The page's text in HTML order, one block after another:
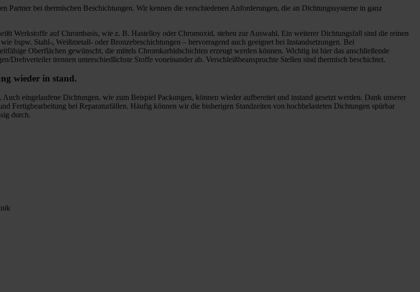
Partner bei thermischen Beschichtungen. Wir kennen die verschiedenen Anforderungen, die an Dichtungssysteme in ganz
Werkstoffe auf Chrombasis, wie z. B. Hastelloy oder Chromoxid, stehen zur Auswahl. Ein weiterer Dichtungsfall sind die reinen
bspw. Stahl-, Weißmetall- oder Bronzebeschichtungen – hervorragend auch geeignet bei Instandsetzungen. Bei
Oberflächen gewünscht, die mittels Chromkarbidschichten erzeugt werden können. Wichtig ist hier das anschließende
Drehverteiler trennen unterschiedlichste Stoffe voneinander ab. Verschleißbeanspruchte Stellen sind thermisch beschichtet.
wieder in stand.
eingelaufene Dichtungen, wie zum Beispiel Packungen, können wieder aufbereitet und instand gesetzt werden. Dank unserer
Fertigbearbeitung bei Reparaturfällen. Häufig können wir die bisherigen Standzeiten von hochbelasteten Dichtungen spürbar
durch.